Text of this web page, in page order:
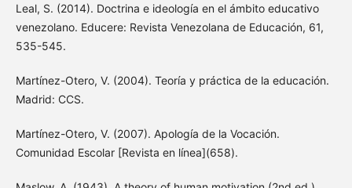
Leal, S. (2014). Doctrina e ideología en el ámbito educativo
venezolano. Educere: Revista Venezolana de Educación, 61,
535-545.
Martínez-Otero, V. (2004). Teoría y práctica de la educación.
Madrid: CCS.
Martínez-Otero, V. (2007). Apología de la Vocación.
Comunidad Escolar [Revista en línea](658).